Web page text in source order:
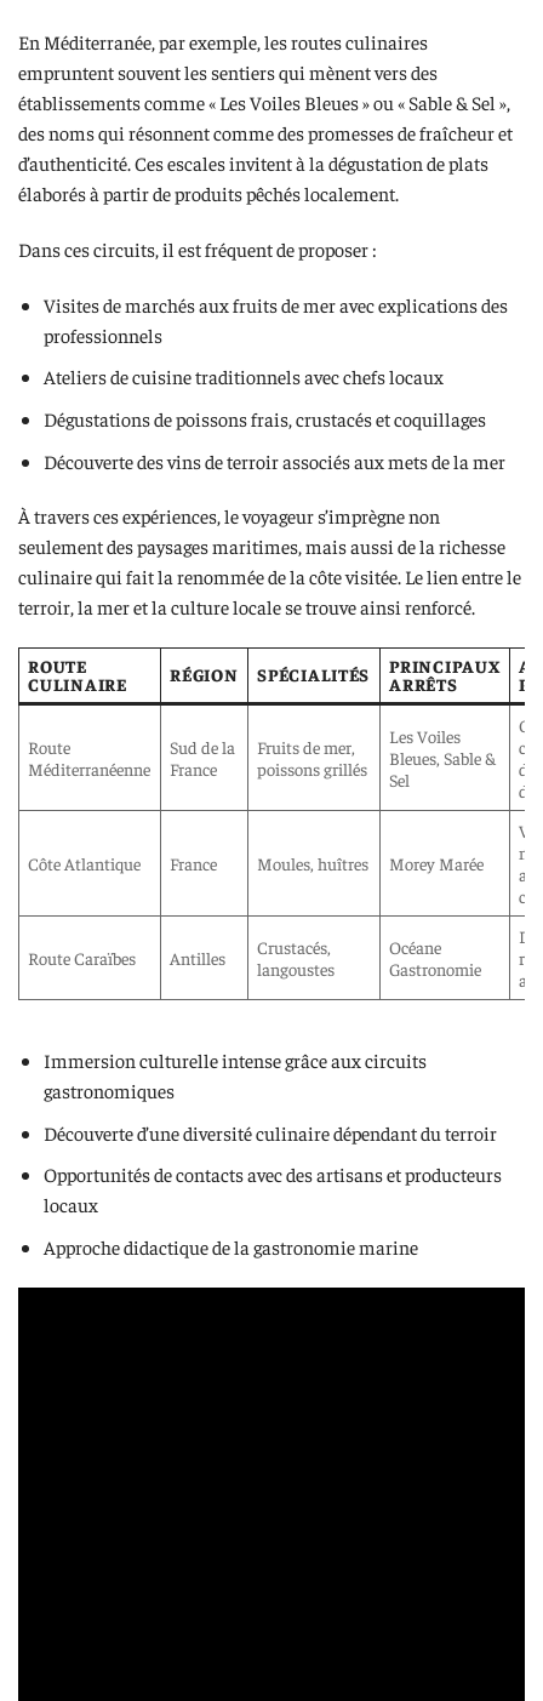
En Méditerranée, par exemple, les routes culinaires
empruntent souvent les sentiers qui mènent vers des
établissements comme « Les Voiles Bleues » ou « Sable & Sel »,
des noms qui résonnent comme des promesses de fraîcheur et
d’authenticité. Ces escales invitent à la dégustation de plats
élaborés à partir de produits pêchés localement.
Dans ces circuits, il est fréquent de proposer :
Visites de marchés aux fruits de mer avec explications des
professionnels
Ateliers de cuisine traditionnels avec chefs locaux
Dégustations de poissons frais, crustacés et coquillages
Découverte des vins de terroir associés aux mets de la mer
À travers ces expériences, le voyageur s’imprègne non
seulement des paysages maritimes, mais aussi de la richesse
culinaire qui fait la renommée de la côte visitée. Le lien entre le
terroir, la mer et la culture locale se trouve ainsi renforcé.
ROUTE
CULINAIRE
RÉGION SPÉCIALITÉS
PRINCIPAUX
ARRÊTS
Route
Méditerranéenne
Sud de la
France
Fruits de mer,
poissons grillés
Les Voiles
Bleues, Sable &
Sel
de
Côte Atlantique France Moules, huîtres Morey Marée
Route Caraïbes Antilles
Crustacés,
langoustes
Océane
Gastronomie
Immersion culturelle intense grâce aux circuits
gastronomiques
Découverte d’une diversité culinaire dépendant du terroir
Opportunités de contacts avec des artisans et producteurs
locaux
Approche didactique de la gastronomie marine